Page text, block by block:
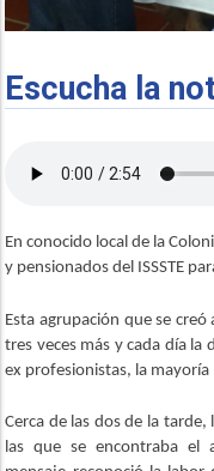
Escucha la
En conocido local de la
y pensionados del ISSSTE
Esta agrupación que se
tres veces más y cada día la
ex profesionistas, la
Cerca de las dos de la
las que se encontraba el